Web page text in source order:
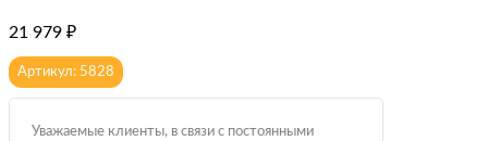
21 979 ₽
Артикул: 5828
Уважаемые клиенты, в связи с постоянными